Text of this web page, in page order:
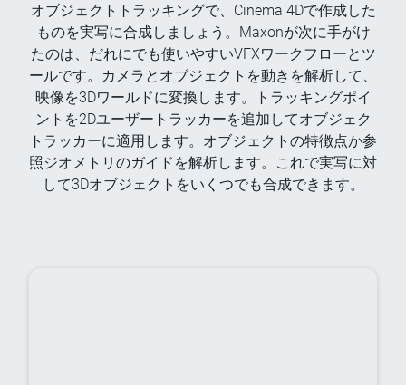
オブジェクトトラッキングで、Cinema 4Dで作成した
ものを実写に合成しましょう。Maxonが次に手がけ
たのは、だれにでも使いやすいVFXワークフローとツ
ールです。カメラとオブジェクトを動きを解析して、
映像を3Dワールドに変換します。トラッキングポイ
ントを2Dユーザートラッカーを追加してオブジェク
トラッカーに適用します。オブジェクトの特徴点か参
照ジオメトリのガイドを解析します。これで実写に対
して3Dオブジェクトをいくつでも合成できます。